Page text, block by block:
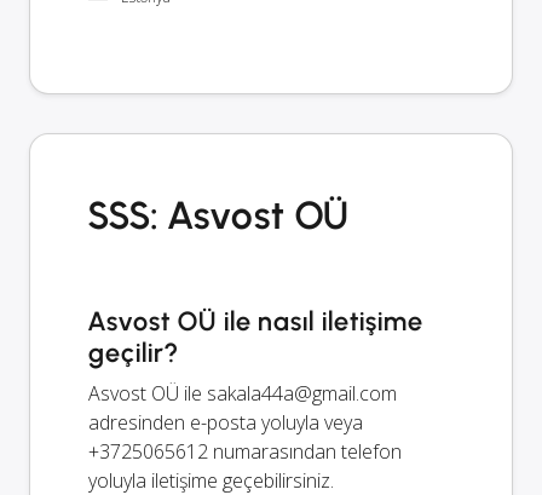
SSS: Asvost OÜ
Asvost OÜ ile nasıl iletişime
geçilir?
Asvost OÜ ile sakala44a@gmail.com
adresinden e-posta yoluyla veya
+3725065612 numarasından telefon
yoluyla iletişime geçebilirsiniz.